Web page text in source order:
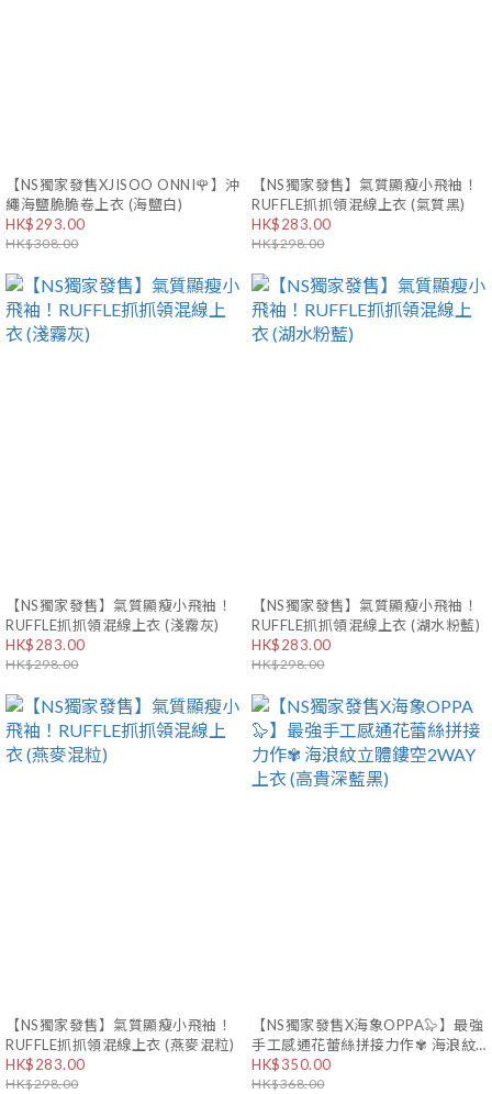
【NS獨家發售XJISOO ONNI🌹】沖
繩海鹽脆脆卷上衣 (海鹽白)
HK$293.00
HK$308.00
【NS獨家發售】氣質顯瘦小飛袖！
RUFFLE抓抓領混線上衣 (氣質黑)
HK$283.00
HK$298.00
【NS獨家發售】氣質顯瘦小飛袖！
RUFFLE抓抓領混線上衣 (淺霧灰)
HK$283.00
HK$298.00
【NS獨家發售】氣質顯瘦小飛袖！
RUFFLE抓抓領混線上衣 (湖水粉藍)
HK$283.00
HK$298.00
【NS獨家發售】氣質顯瘦小飛袖！
RUFFLE抓抓領混線上衣 (燕麥混粒)
HK$283.00
HK$298.00
【NS獨家發售X海象OPPA🦭】最強
手工感通花蕾絲拼接力作✾ 海浪紋
立體鏤空2WAY上衣 (高貴深藍黑)
HK$350.00
HK$368.00